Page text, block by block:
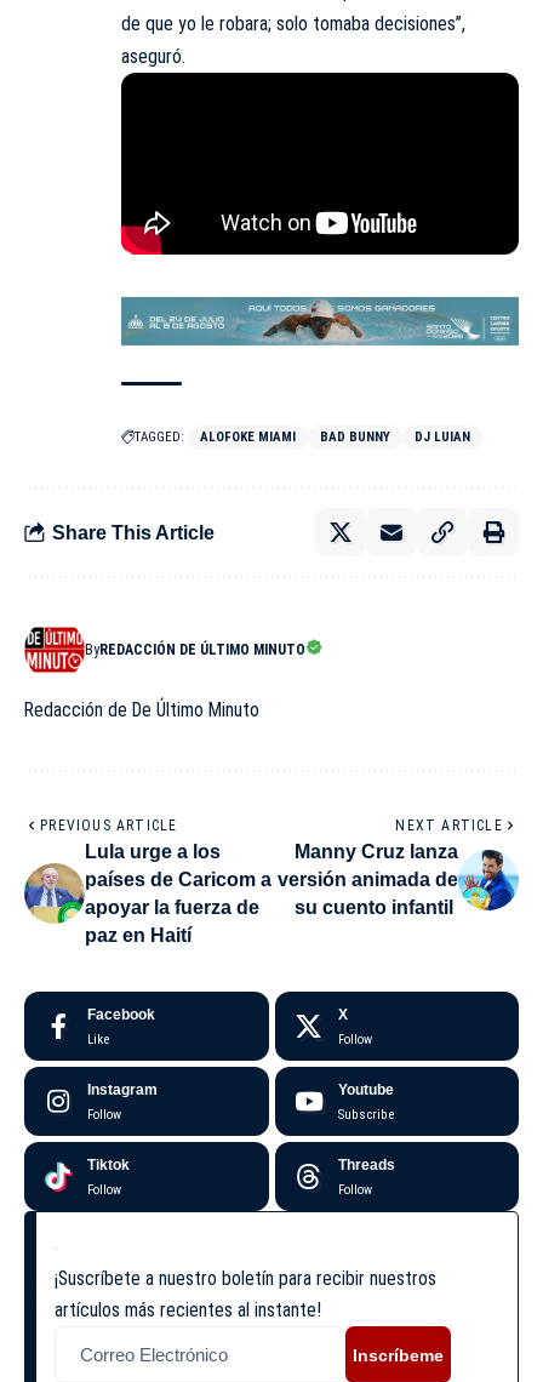
de que yo le robara; solo tomaba decisiones’’,
aseguró.
TAGGED: ALOFOKE MIAMI BAD BUNNY DJ LUIAN
Share This Article
ByREDACCIÓN DE ÚLTIMO MINUTO
Redacción de De Último Minuto
PREVIOUS ARTICLE
Lula urge a los
países de Caricom a
apoyar la fuerza de
paz en Haití
NEXT ARTICLE
Manny Cruz lanza
versión animada de
su cuento infantil
Facebook
Like
X
Follow
Instagram
Follow
Youtube
Subscribe
Tiktok
Follow
Threads
Follow
¡Suscríbete a nuestro boletín para recibir nuestros
artículos más recientes al instante!
Inscríbeme